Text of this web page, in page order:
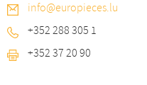
info@europieces.lu
+352 288 305 1
+352 37 20 90